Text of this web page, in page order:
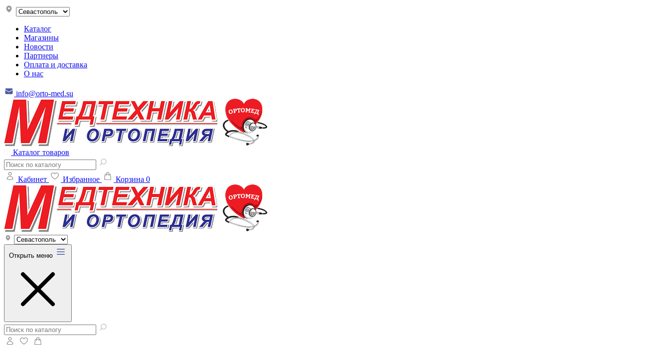
Каталог
Магазины
Новости
Партнеры
Оплата и доставка
О нас
info@orto-med.su
Каталог товаров
Кабинет Избранное Корзина 0
Открыть меню